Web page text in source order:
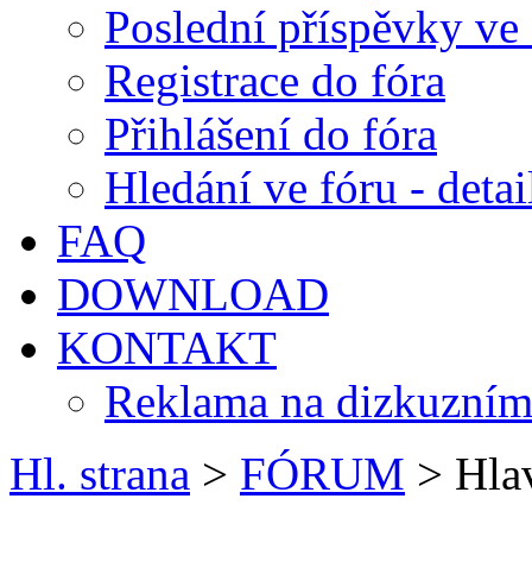
Poslední příspěvky
Registrace do fóra
Přihlášení do fóra
Hledání ve fóru -
FAQ
DOWNLOAD
KONTAKT
Reklama na
Hl. strana > FÓRUM >